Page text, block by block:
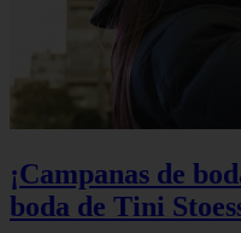
¡Campanas de
boda de Tini